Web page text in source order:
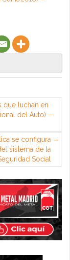
que luchan en
del Auto) —
se configura
sistema de la
Social